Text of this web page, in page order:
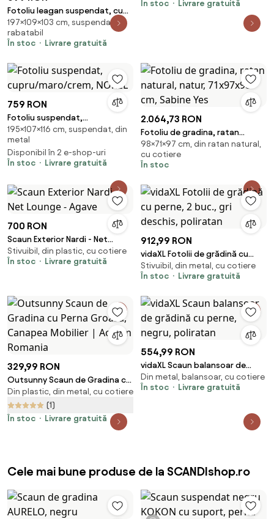
Fotoliu leagan suspendat, cu
perne moi, cos pliabil,
rezistente la UV, împletitură PE
ratan, structură metalică,
197×109×103 cm, suspendat,
rabatabil
În stoc
Livrare gratuită
Perna | Aosom Romania
În stoc Livrare gratuită
759 RON
Fotoliu suspendat,
cupru/maro/crem, NOREL
195×107×116 cm, suspendat, din
metal
Disponibil în 2 e-shop-uri
În stoc
Livrare gratuită
2.064,73 RON
Fotoliu de gradina, ratan
natural, natur, 71x97x98 cm,
Sabine Yes
98×71×97 cm, din ratan natural,
cu cotiere
În stoc
700 RON
Scaun Exterior Nardi - Net
Lounge - Agave
Stivuibil, din plastic, cu cotiere
În stoc
Livrare gratuită
912,99 RON
vidaXL Fotolii de grădină cu
perne, 2 buc., gri deschis,
poliratan
Stivuibil, din metal, cu cotiere
În stoc
Livrare gratuită
329,99 RON
Outsunny Scaun de Gradina cu
Perna Groasa, Canapea
Mobilier | Aosom Romania
Din plastic, din metal, cu cotiere
(1)
În stoc
Livrare gratuită
554,99 RON
vidaXL Scaun balansoar de
grădină cu perne, negru,
poliratan
Din metal, balansoar, cu cotiere
În stoc
Livrare gratuită
Cele mai bune produse de la SCANDIshop.ro